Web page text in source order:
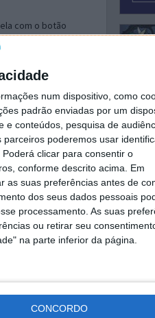
num dispositivo, como
padrão enviadas por um
e conteúdos, pesquisa de
poderemos usar
clicar para consentir o
conforme descrito acima. Em
as suas preferências antes de
dos seus dados pessoais
processamento. As suas
ou retirar seu
na parte inferior da página.
CONCORDO
com o botão
aí
e o gestor de
ou
um visto